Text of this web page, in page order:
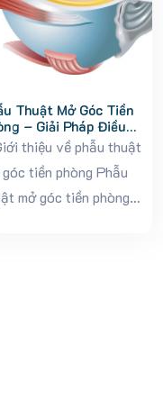
Thuật Mở Góc Tiền
– Giải Pháp Điều
Quả Cho Bệnh
Glôcôm
thiệu về phẫu thuật
góc tiền phòng Phẫu
mở góc tiền phòng